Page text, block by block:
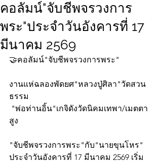
คอลัมน์"จับชีพจรวงการ
พระ"ประจำวันอังคารที่ 17
มีนาคม 2569
🤝คอลัมน์"จับชีพจรวงการพระ"
งานแห่ฉลองพัดยศ"หลวงปู่ศิลา"วัดสวน
ธรรม
สูง
"จับชีพจรวงการพระ"กับ"นายขุนโหร"
ประจำวันอังคารที่ 17 มีนาคม 2569 เริ่ม